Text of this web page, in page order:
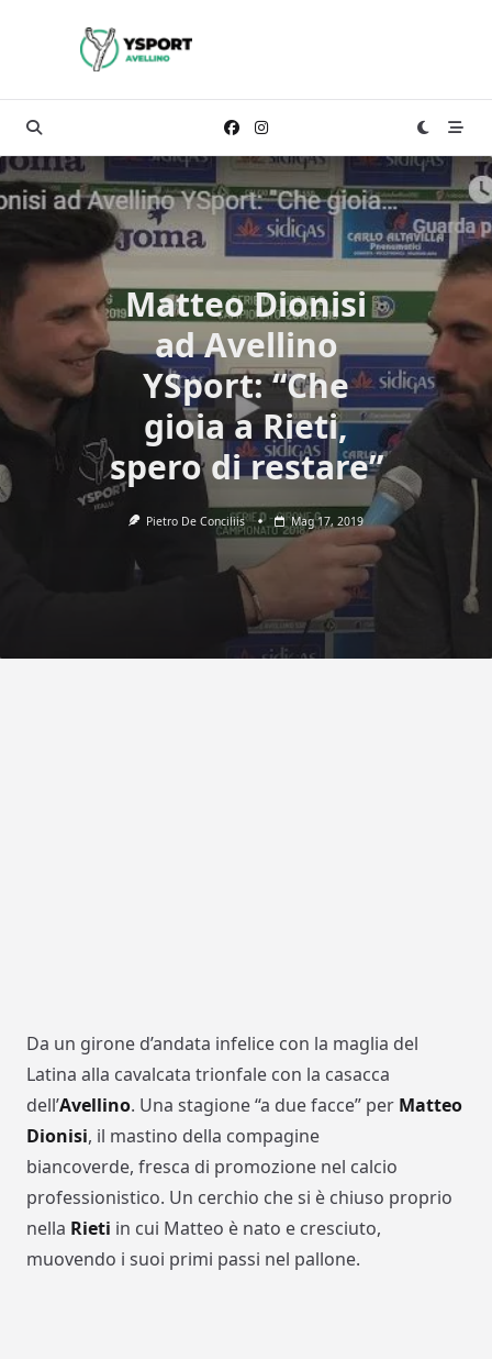
Matteo Dionisi
ad Avellino
YSport: “Che
gioia a Rieti,
spero di restare”
Pietro De Conciliis Mag 17, 2019
Da un girone d’andata infelice con la maglia del
Latina alla cavalcata trionfale con la casacca
dell’Avellino. Una stagione “a due facce” per Matteo
Dionisi, il mastino della compagine
biancoverde, fresca di promozione nel calcio
professionistico. Un cerchio che si è chiuso proprio
nella Rieti in cui Matteo è nato e cresciuto,
muovendo i suoi primi passi nel pallone.